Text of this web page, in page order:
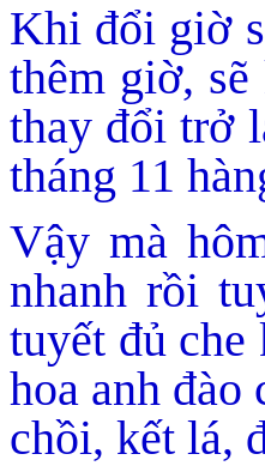
Khi đổi giờ
thêm giờ,
thay đổi trở
tháng 11
Vậy mà
nhanh rồi
tuyết đủ che
hoa anh
chồi, kết lá,